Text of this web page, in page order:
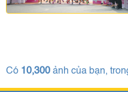
Có 10,300 ảnh của bạn,